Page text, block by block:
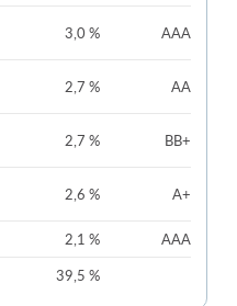
3,0 % AAA
2,7 % AA
2,7 % BB+
2,6 % A+
2,1 %
AAA
39,5 %